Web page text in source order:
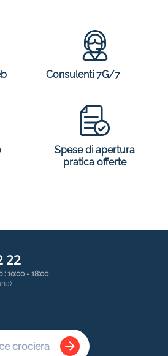
Consulenti 7G/7
Spese di apertura
pratica offerte
22
: 10:00 - 18:00